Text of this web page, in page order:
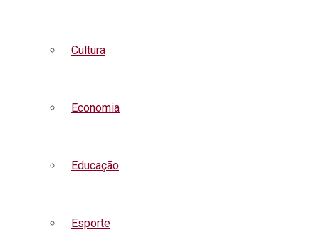
Cultura
Economia
Educação
Esporte